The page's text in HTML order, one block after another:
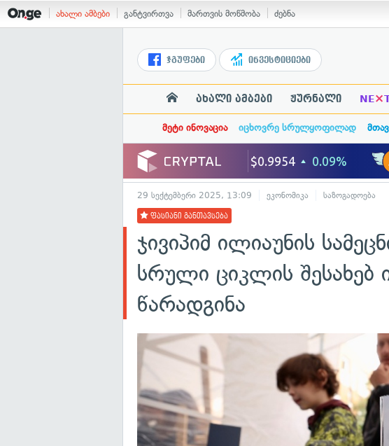
ახალი ამბები განტვირთვა მართვის მოწმობა ძებნა
ჯგუფები ინვესტიციები
ახალი ამბები ჟურნალი NE×
მეტი ინოვაცია იცხოვრე სრულყოფილად
29 სექტემბერი 2025, 13:09 ეკონომიკა საზოგადოება
ფასიანი განთავსება
ჯივიპიმ ილიაუნის
სრული ციკლის შესახებ
წარადგინა